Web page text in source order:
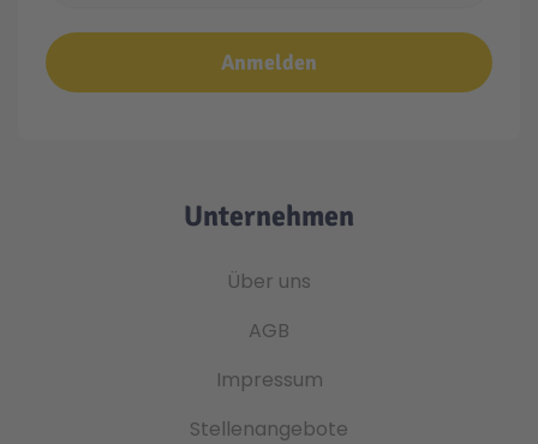
Anmelden
Unternehmen
Über uns
AGB
Impressum
Stellenangebote